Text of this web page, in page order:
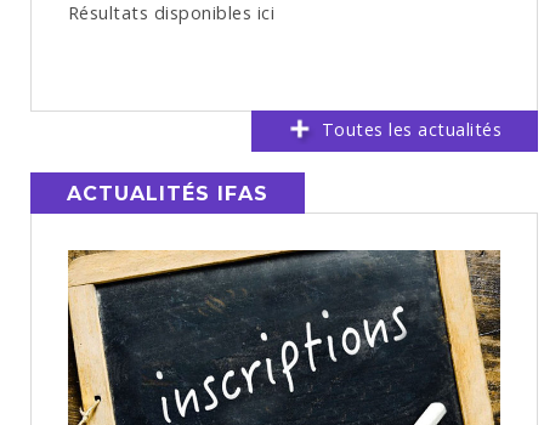
Résultats disponibles ici
Toutes les actualités
ACTUALITÉS IFAS